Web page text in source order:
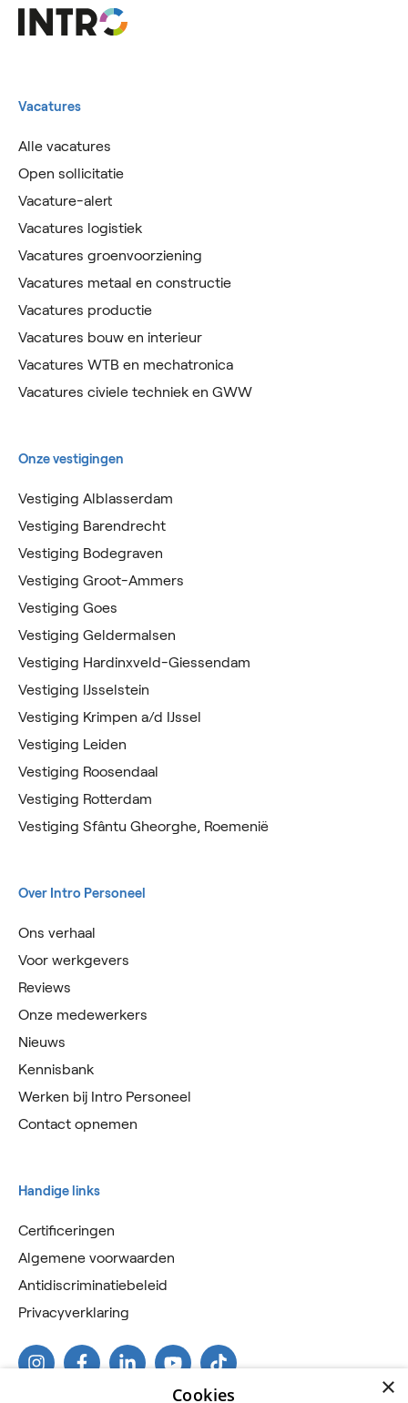
Vacatures
Alle vacatures
Open sollicitatie
Vacature-alert
Vacatures logistiek
Vacatures groenvoorziening
Vacatures metaal en constructie
Vacatures productie
Vacatures bouw en interieur
Vacatures WTB en mechatronica
Vacatures civiele techniek en GWW
Onze vestigingen
Vestiging Alblasserdam
Vestiging Barendrecht
Vestiging Bodegraven
Vestiging Groot-Ammers
Vestiging Goes
Vestiging Geldermalsen
Vestiging Hardinxveld-Giessendam
Vestiging IJsselstein
Vestiging Krimpen a/d IJssel
Vestiging Leiden
Vestiging Roosendaal
Vestiging Rotterdam
Vestiging Sfântu Gheorghe, Roemenië
Over Intro Personeel
Ons verhaal
Voor werkgevers
Reviews
Onze medewerkers
Nieuws
Kennisbank
Werken bij Intro Personeel
Contact opnemen
Handige links
Certificeringen
Algemene voorwaarden
Antidiscriminatiebeleid
Privacyverklaring
×
Cookies